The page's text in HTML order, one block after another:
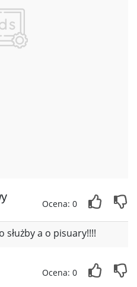
Ocena: 0
służby a o pisuary!!!!
Ocena: 0